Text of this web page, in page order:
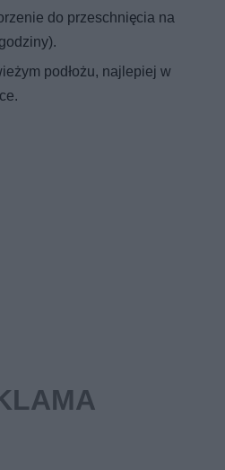
do przeschnięcia na
podłożu, najlepiej w